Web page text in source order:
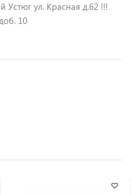
Устюг ул. Красная д.62 !!!
10